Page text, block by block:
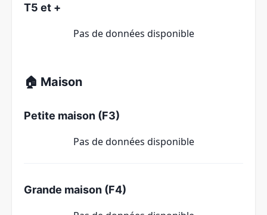
T5 et +
Pas de données disponible
🏠 Maison
Petite maison (F3)
Pas de données disponible
Grande maison (F4)